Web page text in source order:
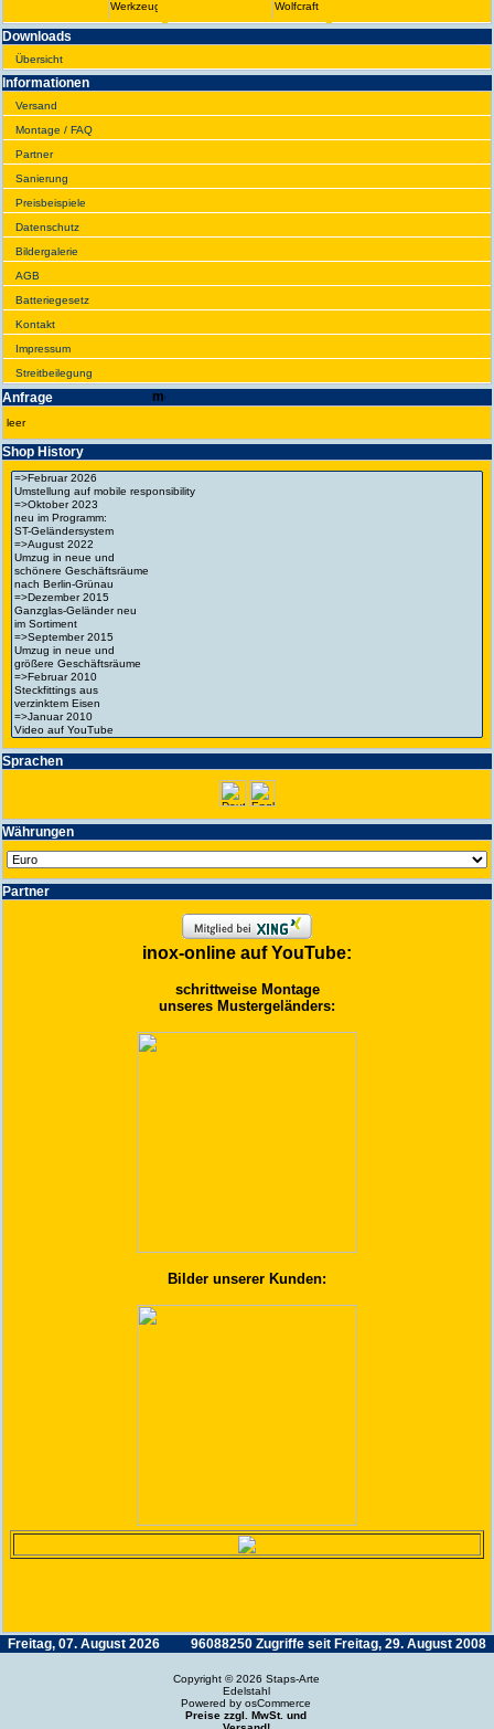
Downloads
Übersicht
Infor­ma­tionen
Versand
Montage / FAQ
Partner
Sanie­rung
Preis­beispiele
Daten­schutz
Bilder­galerie
AGB
Batte­rie­gesetz
Kontakt
Impres­sum
Streit­bei­legung
Anfrage
leer
Shop History
Spra­chen
Wäh­run­gen
Partner
inox-online auf YouTube:
schrittweise Montage
unseres Mustergeländers:
Bilder unserer Kunden:
Freitag, 07. August 2026 96088250 Zugriffe seit Freitag, 29. August 2008
Copyright © 2026 Staps-Arte
Edelstahl
Powered by osCommerce
Preise zzgl. MwSt. und